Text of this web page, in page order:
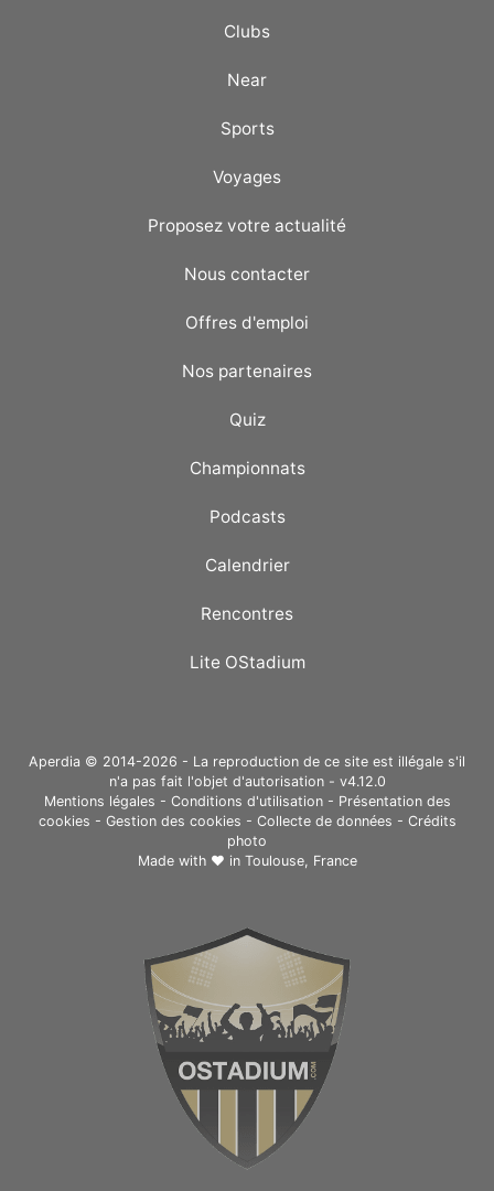
Clubs
Near
Sports
Voyages
Proposez votre actualité
Nous contacter
Offres d'emploi
Nos partenaires
Quiz
Championnats
Podcasts
Calendrier
Rencontres
Lite OStadium
Aperdia © 2014-2026 - La reproduction de ce site est illégale s'il
n'a pas fait l'objet d'autorisation - v4.12.0
Mentions légales - Conditions d'utilisation- Présentation des
cookies - Gestion des cookies - Collecte de données - Crédits
photo
Made with ❤ in Toulouse, France